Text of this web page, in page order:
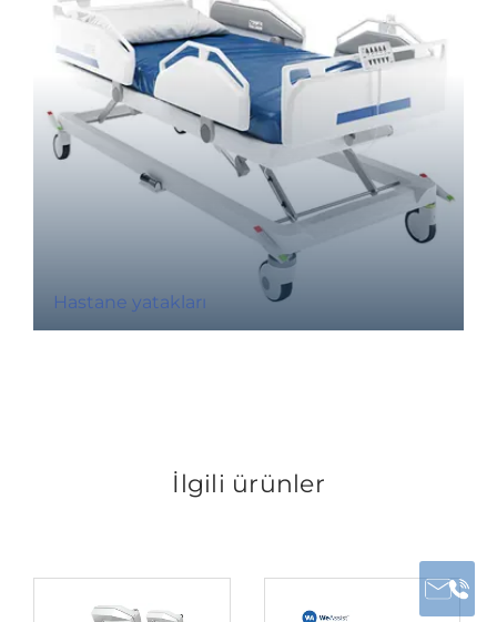
Hastane yatakları
İlgili ürünler